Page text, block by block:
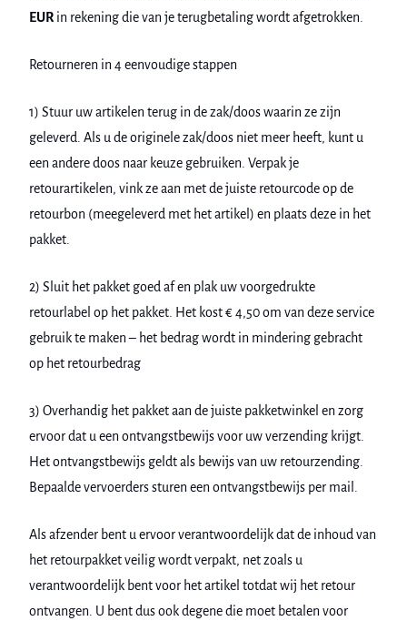
EUR in rekening die van je terugbetaling wordt afgetrokken.
Retourneren in 4 eenvoudige stappen
1) Stuur uw artikelen terug in de zak/doos waarin ze zijn
geleverd. Als u de originele zak/doos niet meer heeft, kunt u
een andere doos naar keuze gebruiken. Verpak je
retourartikelen, vink ze aan met de juiste retourcode op de
retourbon (meegeleverd met het artikel) en plaats deze in het
pakket.
2) Sluit het pakket goed af en plak uw voorgedrukte
retourlabel op het pakket. Het kost € 4,50 om van deze service
gebruik te maken – het bedrag wordt in mindering gebracht
op het retourbedrag
3) Overhandig het pakket aan de juiste pakketwinkel en zorg
ervoor dat u een ontvangstbewijs voor uw verzending krijgt.
Het ontvangstbewijs geldt als bewijs van uw retourzending.
Bepaalde vervoerders sturen een ontvangstbewijs per mail.
Als afzender bent u ervoor verantwoordelijk dat de inhoud van
het retourpakket veilig wordt verpakt, net zoals u
verantwoordelijk bent voor het artikel totdat wij het retour
ontvangen. U bent dus ook degene die moet betalen voor